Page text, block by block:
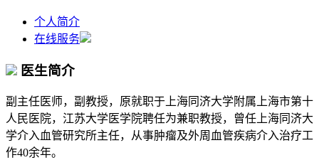
个人简介
在线服务
医生简介
副主任医师，副教授，原就职于上海同济大学附属上海市第十
人民医院，江苏大学医学院聘任为兼职教授，曾任上海同济大
学介入血管研究所主任，从事肿瘤及外周血管疾病介入治疗工
作40余年。